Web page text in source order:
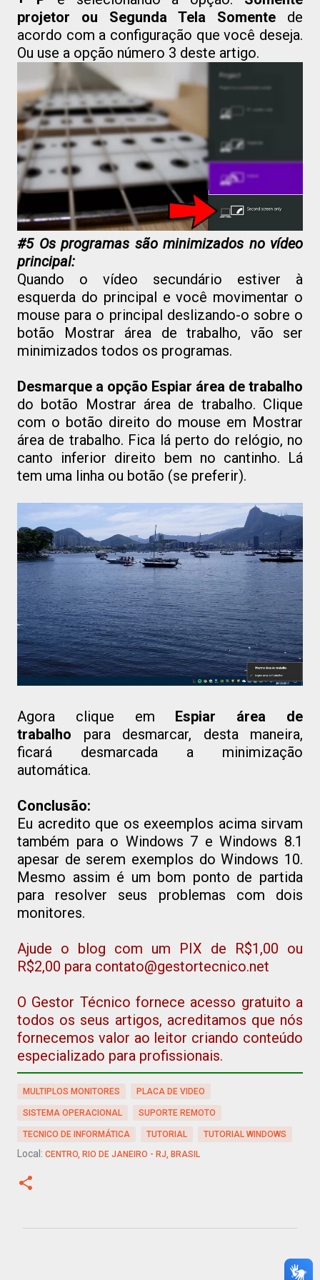
projetor ou Segunda Tela Somente de
acordo com a configuração que você deseja.
Ou use a opção número 3 deste artigo.
#5 Os programas são minimizados no vídeo
principal:
Quando o vídeo secundário estiver à
esquerda do principal e você movimentar o
mouse para o principal deslizando-o sobre o
botão Mostrar área de trabalho, vão ser
minimizados todos os programas.
Desmarque a opção Espiar área de trabalho
do botão Mostrar área de trabalho. Clique
com o botão direito do mouse em Mostrar
área de trabalho. Fica lá perto do relógio, no
canto inferior direito bem no cantinho. Lá
tem uma linha ou botão (se preferir).
Agora clique em Espiar área de
trabalho para desmarcar, desta maneira,
ficará desmarcada a minimização
automática.
Conclusão:
Eu acredito que os exeemplos acima sirvam
também para o Windows 7 e Windows 8.1
apesar de serem exemplos do Windows 10.
Mesmo assim é um bom ponto de partida
para resolver seus problemas com dois
monitores.
Ajude o blog com um PIX de R$1,00 ou
R$2,00 para contato@gestortecnico.net
O Gestor Técnico fornece acesso gratuito a
todos os seus artigos, acreditamos que nós
fornecemos valor ao leitor criando conteúdo
especializado para profissionais.
MULTIPLOS MONITORES PLACA DE VIDEO
SISTEMA OPERACIONAL SUPORTE REMOTO
TECNICO DE INFORMÁTICA TUTORIAL TUTORIAL WINDOWS
Local: CENTRO, RIO DE JANEIRO - RJ, BRASIL